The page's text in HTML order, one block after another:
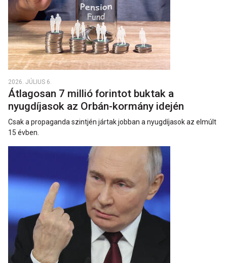
2026. JÚLIUS 6.
Átlagosan 7 millió forintot buktak a
nyugdíjasok az Orbán-kormány idején
Csak a propaganda szintjén jártak jobban a nyugdíjasok az elmúlt
15 évben.